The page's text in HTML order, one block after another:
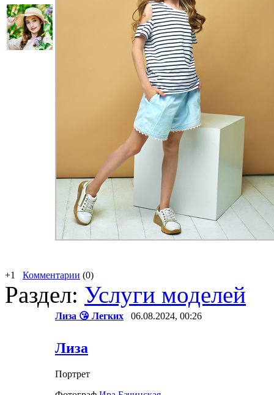
+1 Комментарии (0)
Раздел: Услуги моделей
Лиза 😘 Легких 06.08.2024, 00:26
Лиза
Портрет